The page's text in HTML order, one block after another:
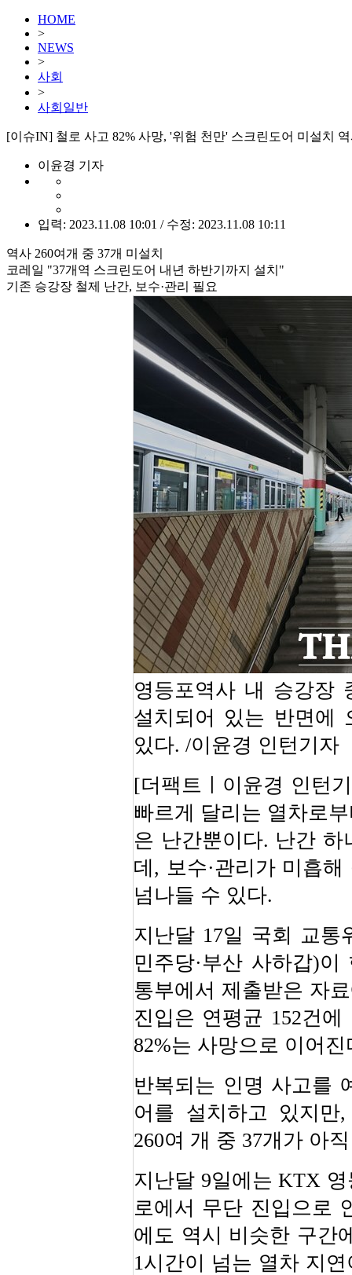
HOME
>
NEWS
>
사회
>
사회일반
[이슈IN] 철로 사고 82% 사망, '위험 천만' 스크린도어 미설치
이윤경 기자
입력: 2023.11.08 10:01 / 수정: 2023.11.08 10:11
역사 260여개 중 37개 미설치
코레일 "37개역 스크린도어 내년 하반기까지 설치"
기존 승강장 철제 난간, 보수·관리 필요
영등포역사 내 승강장
설치되어 있는 반면에
있다. /이윤경 인턴기자
[더팩트ㅣ이윤경 인턴
빠르게 달리는 열차로
은 난간뿐이다. 난간
데, 보수·관리가 미흡
넘나들 수 있다.
지난달 17일 국회 교통
민주당·부산 사하갑)
통부에서 제출받은 자
진입은 연평균 152건
82%는 사망으로 이어진
반복되는 인명 사고를
어를 설치하고 있지
260여 개 중 37개가 아
지난달 9일에는 KTX
로에서 무단 진입으로
에도 역시 비슷한 구간
1시간이 넘는 열차 지